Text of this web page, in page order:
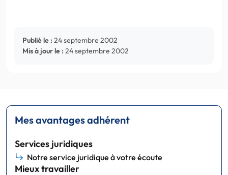
Publié le : 24 septembre 2002
Mis à jour le : 24 septembre 2002
Mes avantages adhérent
Services juridiques
Notre service juridique à votre écoute
Mieux travailler